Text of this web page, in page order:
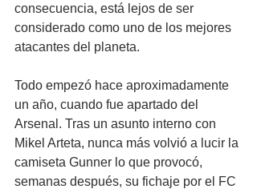
consecuencia, está lejos de ser
considerado como uno de los mejores
atacantes del planeta.
Todo empezó hace aproximadamente
un año, cuando fue apartado del
Arsenal. Tras un asunto interno con
Mikel Arteta, nunca más volvió a lucir la
camiseta Gunner lo que provocó,
semanas después, su fichaje por el FC